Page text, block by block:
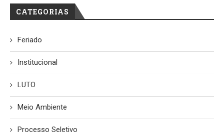
CATEGORIAS
Feriado
Institucional
LUTO
Meio Ambiente
Processo Seletivo